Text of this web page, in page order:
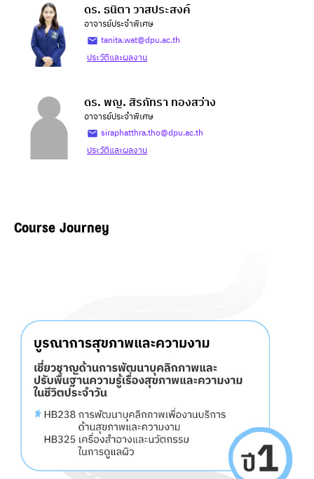
ดร. ธนิตา วาสประสงค์
อาจารย์ประจำพิเศษ
tanita.wat@dpu.ac.th
ประวัติและผลงาน
ดร. พญ. สิรภัทรา ทองสว่าง
อาจารย์ประจำพิเศษ
siraphatthra.tho@dpu.ac.th
ประวัติและผลงาน
Course Journey